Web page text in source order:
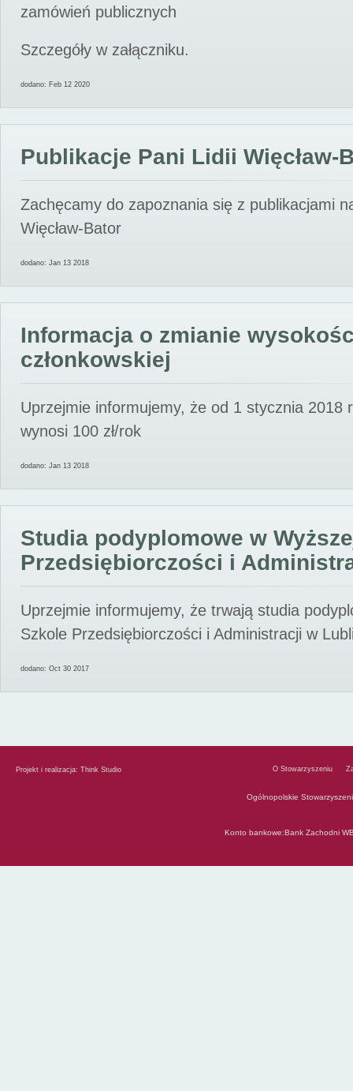
zamówień publicznych
Szczegóły w załączniku.
dodano: Feb 12 2020
Publikacje Pani Lidii Więcław-
Zachęcamy do zapoznania się z publikacjami
Więcław-Bator
dodano: Jan 13 2018
Informacja o zmianie
członkowskiej
Uprzejmie informujemy, że od 1 stycznia 2018
wynosi 100 zł/rok
dodano: Jan 13 2018
Studia podyplomowe w
Przedsiębiorczości i
Uprzejmie informujemy, że trwają studia
Szkole Przedsiębiorczości i Administracji w
dodano: Oct 30 2017
Projekt i realizacja: Think Studio O Stowarzyszeniu
Ogólnopolskie
Konto bankowe:Bank Zachodni